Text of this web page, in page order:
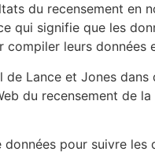
du recensement en
qui signifie que les
compiler leurs données
de Lance et Jones
du recensement de
données pour suivre